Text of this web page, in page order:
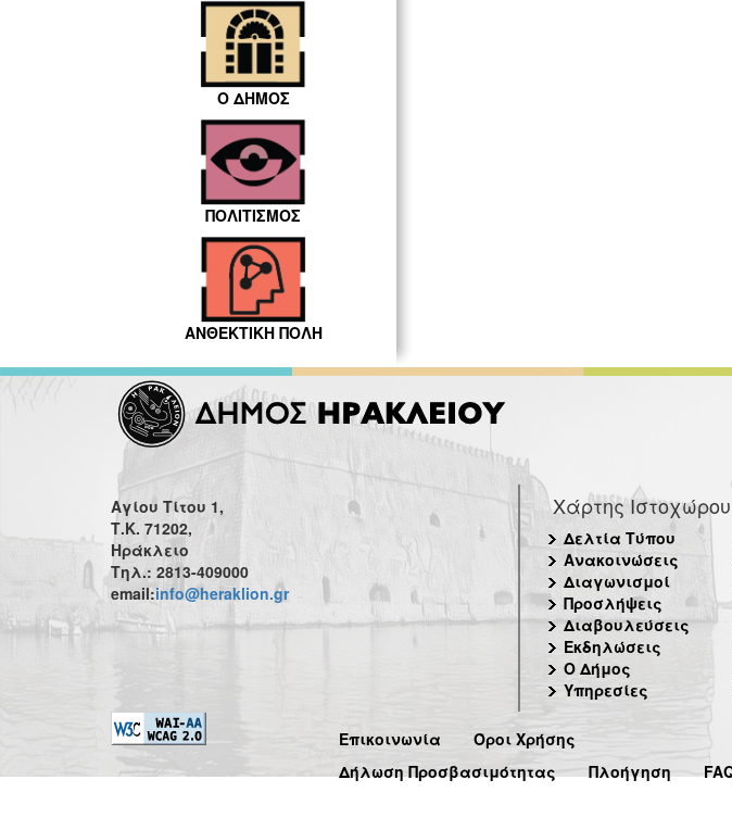
Ο ΔΗΜΟΣ
ΠΟΛΙΤΙΣΜΟΣ
ΑΝΘΕΚΤΙΚΗ ΠΟΛΗ
Αγίου Τίτου 1,
Τ.Κ. 71202,
Ηράκλειο
Τηλ.: 2813-409000
email:info@heraklion.gr
Χάρτης Ιστοχώρου
Δελτία Τύπου
Ανακοινώσεις
Διαγωνισμοί
Προσλήψεις
Διαβουλεύσεις
Εκδηλώσεις
Ο Δήμος
Υπηρεσίες
Επικοινωνία
Όροι Χρήσης
Δήλωση Προσβασιμότητας
Πλοήγηση